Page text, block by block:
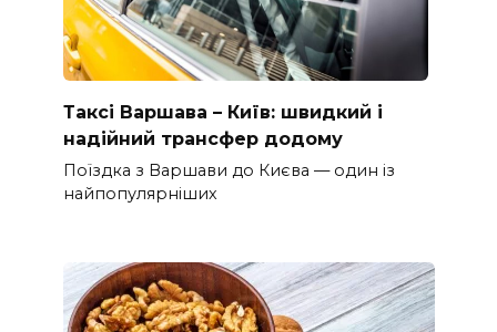
Таксі Варшава – Київ: швидкий і
надійний трансфер додому
Поїздка з Варшави до Києва — один із
найпопулярніших